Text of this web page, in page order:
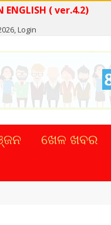
IN ENGLISH ( ver.4.2)
Login
ଖେଳ ଖବର